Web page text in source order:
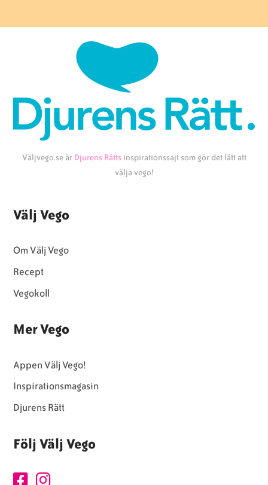
Väljvego.se är Djurens Rätts inspirationssajt som gör det lätt att
välja vego!
Välj Vego
Om Välj Vego
Recept
Vegokoll
Mer Vego
Appen Välj Vego!
Inspirationsmagasin
Djurens Rätt
Följ Välj Vego